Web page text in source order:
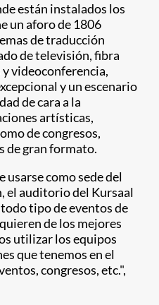
están instalados los
un aforo de 1806
de traducción
de televisión, fibra
videoconferencia,
y un escenario
de cara a la
artísticas,
de congresos,
de gran formato.
usarse como sede del
el auditorio del Kursaal
tipo de eventos de
de los mejores
utilizar los equipos
que tenemos en el
congresos, etc.",